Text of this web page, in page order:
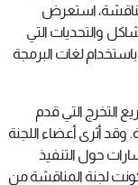
2023-2024. وخلال المناقشة، استعرض
والتحديات التي
لغات البرمجة
التخرج التي قدم
وقد أثرى أعضاء اللجنة
حول التنفيذ
لجنة المناقشة من